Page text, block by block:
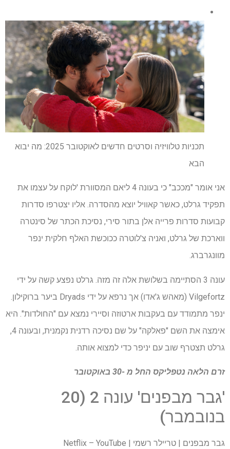
תכניות טלוויזיה וסרטים חדשים לאוקטובר 2025: מה יבוא
הבא
אני אומר "מככב" כי בעונה 4 ליאם המסוורת 'לוקח על עצמו את
תפקיד גרלט, כאשר קאוויל יוצא מהסדרה. אליו יצטרפו סדרות
קבועות סדרות פרייה אלן בתור סירי, נסיכת הכתר של סינטרה
ווארכת של גרלט, ואניה צ'לוטרה ככוכשת האלף חלקית ינפר
מוונגרברג.
עונה 3 הסתיימה בשלושת אלה זה מזה. גרלט נפצע קשה על ידי
Vilgefortz (מאהש ג'אדו) אך נרפא על ידי Dryads ביער ברוקילון.
ינפר מתמודד עם בעקבות ארטוזה וסיירי נמצא עם "החולדות". היא
אימצה את השם "פאלקה" על שם נסיכה רדנית נקמנית, ובעונה 4,
גרלט תצטרף שוב עם יניפר כדי למצוא אותה.
זרם הלאה נטפליקס החל מ -30 באוקטובר
'גבר מבפנים' עונה 2 (20
בנובמבר)
גבר מבפנים | טריילר רשמי | Netflix – YouTube